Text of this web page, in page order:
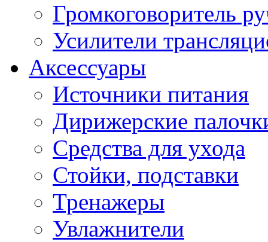
Громкоговоритель
Усилители
Аксессуары
Источники питания
Дирижерские
Средства для ухода
Стойки, подставки
Тренажеры
Увлажнители